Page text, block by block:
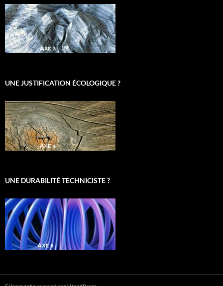
UNE JUSTIFICATION ÉCOLOGIQUE ?
UNE DURABILITÉ TECHNICISTE ?